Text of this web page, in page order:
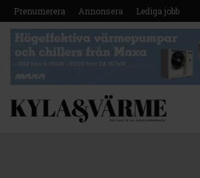
Prenumerera Annonsera Lediga jobb